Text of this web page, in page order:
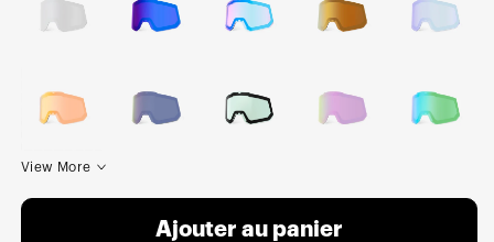
View More
Ajouter au panier